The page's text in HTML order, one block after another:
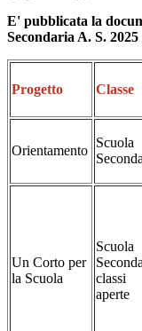
E' pubblicata la
Secondaria A. S. 2025
Progetto Classe
Orientamento
Scuola
Un Corto per
la Scuola
Scuola
classi
aperte